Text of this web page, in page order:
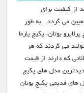
از کیفیت برای
می گردد. به طور
بوتان، پکیج پارما
تولید می گردند که هر
که دارند از قیمت
مدل های پکیج
های قدیمی پکیج بوتان